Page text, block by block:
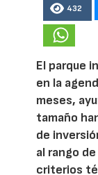
432
El parque
en la
meses,
tamaño
de
al rango
criterios